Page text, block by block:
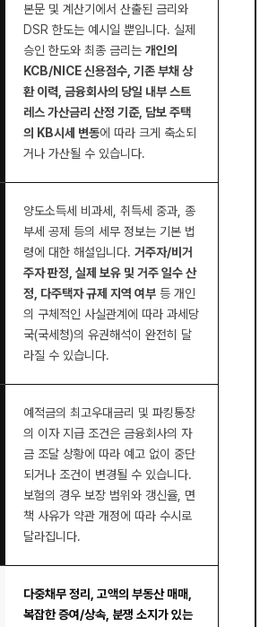
본문 및 계산기에서 산출된 금리와
DSR 한도는 예시일 뿐입니다. 실제
승인 한도와 최종 금리는 개인의
KCB/NICE 신용점수, 기존 부채 상
환 이력, 금융회사의 당일 내부 스트
레스 가산금리 산정 기준, 담보 주택
의 KB시세 변동에 따라 크게 축소되
거나 가산될 수 있습니다.
양도소득세 비과세, 취득세 중과, 종
부세 공제 등의 세무 정보는 기본 법
령에 대한 해설입니다. 거주자/비거
주자 판정, 실제 보유 및 거주 일수 산
정, 다주택자 규제 지역 여부 등 개인
의 구체적인 사실관계에 따라 과세당
국(국세청)의 유권해석이 완전히 달
라질 수 있습니다.
예적금의 최고우대금리 및 파킹통장
의 이자 지급 조건은 금융회사의 자
금 조달 상황에 따라 예고 없이 중단
되거나 조건이 변경될 수 있습니다.
보험의 경우 보장 범위와 갱신율, 면
책 사유가 약관 개정에 따라 수시로
달라집니다.
다중채무 정리, 고액의 부동산 매매,
복잡한 증여/상속, 분쟁 소지가 있는